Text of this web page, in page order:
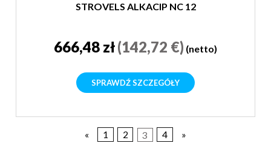
STROVELS ALKACIP NC 12
666,48 zł(142,72 €) (netto)
SPRAWDŹ SZCZEGÓŁY
« 1 2 3 4 »